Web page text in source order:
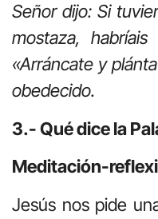
Señor dijo: Si
mostaza,
«Arráncate y
obedecido.
3.- Qué dice la
Meditación-
Jesús nos pide